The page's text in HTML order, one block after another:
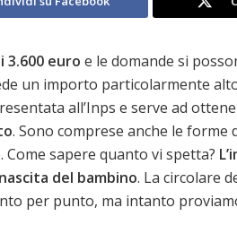
3.600 euro e le domande si
un importo particolarmente
all’Inps e serve ad
. Sono comprese anche le forme
sapere quanto vi spetta?
del bambino. La circolare
per punto, ma intanto